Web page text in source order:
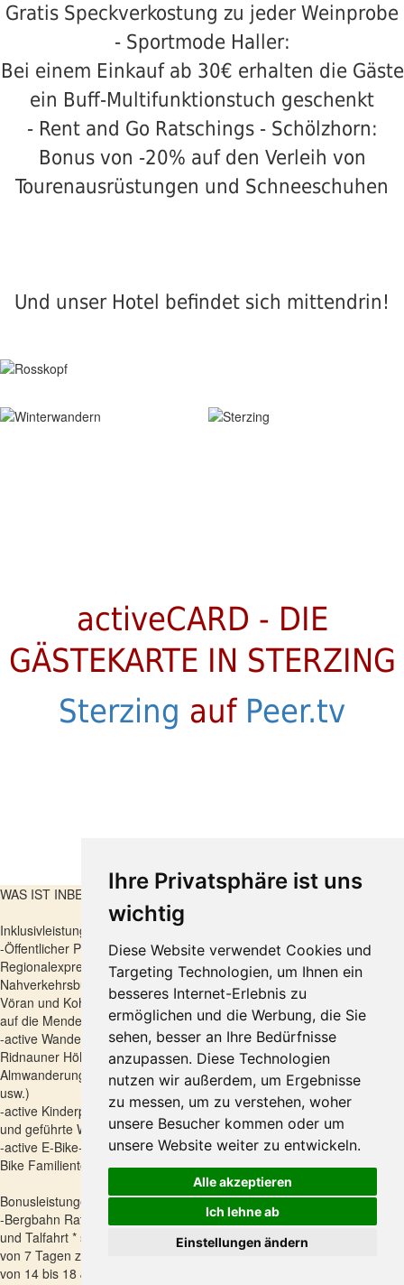
Ihre Privatsphäre ist uns
wichtig
Diese Website verwendet Cookies und
Targeting Technologien, um Ihnen ein
besseres Internet-Erlebnis zu
ermöglichen und die Werbung, die Sie
sehen, besser an Ihre Bedürfnisse
anzupassen. Diese Technologien
nutzen wir außerdem, um Ergebnisse
zu messen, um zu verstehen, woher
unsere Besucher kommen oder um
unsere Website weiter zu entwickeln.
Alle akzeptieren
Ich lehne ab
Einstellungen ändern
Gratis Speckverkostung zu jeder Weinprobe
- Sportmode Haller:
Bei einem Einkauf ab 30€ erhalten die Gäste
ein Buff-Multifunktionstuch geschenkt
- Rent and Go Ratschings - Schölzhorn:
Bonus von -20% auf den Verleih von
Tourenausrüstungen und Schneeschuhen
Und unser Hotel befindet sich mittendrin!
activeCARD - DIE
GÄSTEKARTE IN STERZING
Sterzing auf Peer.tv
WAS IST INBEGRIFFEN?
Inklusivleistungen:
-Öffentlicher Personennahverkehr (alle Regional- und
Regionalexpresszüge innerhalb Südtirols sowie bis Trient, die
Nahverkehrsbusse, die Seilbahnen nach Ritten, Meransen, Mölten,
Vöran und Kohlern, die Rittner Schmalspurbahn und die Standseilbahn
auf die Mendel, das PostAuto zwischen Mals und Müstair/CH)
-active Wanderprogramm (z.B. geführte Wanderung auf dem
Ridnauner Höhenweg, Panoramawanderung Platschjoch,
Almwanderung A-Z, Sonnenaufgangswanderung auf dem Jaufenpass
usw.)
-active Kinderprogramm (z.B. Abenteuerklettern, Joghurtschatzsuche
und geführte Wanderung für Families & Kids)
-active E-Bike-Touren (geführte E-Bike Almentour im Ridnauntal, E-
Bike Familientour Pfeifer Huisele, E-Bike Panoramatour Platschjoch)
Bonusleistungen:
-Bergbahn Ratschings-Jaufen Vorteilspreis auf Einzelfahrten, Berg-
und Talfahrt * sowie Sonderkarte für 3 Berg- und Talfahrten innerhalb
von 7 Tagen zum Preis von 39,00 € (Kinder bis 14 Jahren frei, Kinder
von 14 bis 18 Jahren 28,00 €)